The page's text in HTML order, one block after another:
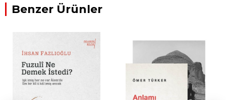
Benzer Ürünler